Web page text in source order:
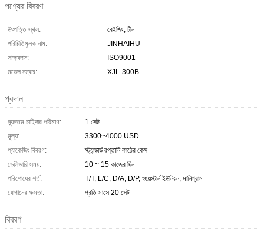
পণ্যের বিবরণ
উৎপত্তি স্থল:
বেইজিং, চীন
পরিচিতিমুলক নাম:
JINHAIHU
সাক্ষ্যদান:
ISO9001
মডেল নম্বার:
XJL-300B
প্রদান
ন্যূনতম চাহিদার পরিমাণ:
1 সেট
মূল্য:
3300~4000 USD
প্যাকেজিং বিবরণ:
স্ট্যান্ডার্ড রপ্তানি কাঠের কেস
ডেলিভারি সময়:
10 ~ 15 কাজের দিন
পরিশোধের শর্ত:
T/T, L/C, D/A, D/P, ওয়েস্টার্ন ইউনিয়ন, মানিগ্রাম
যোগানের ক্ষমতা:
প্রতি মাসে 20 সেট
বিবরণ